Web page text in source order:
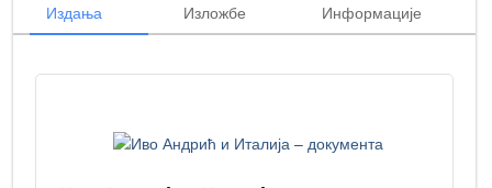
Издања Изложбе Информације